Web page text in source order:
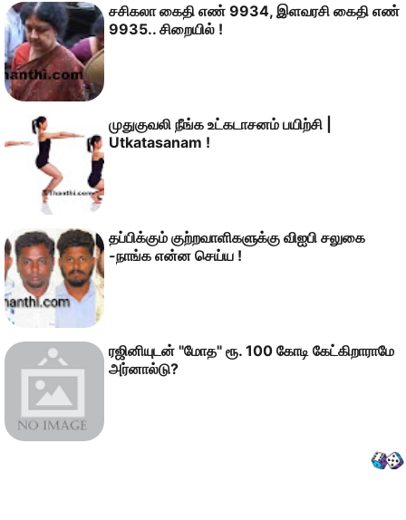
சசிகலா கைதி எண் 9934, இளவரசி கைதி எண்
9935.. சிறையில் !
முதுகுவலி நீங்க உட்கடாசனம் பயிற்சி |
Utkatasanam !
தப்பிக்கும் குற்றவாளிகளுக்கு விஐபி சலுகை
-நாங்க என்ன செய்ய !
ரஜினியுடன் "மோத" ரூ. 100 கோடி கேட்கிறாராமே
அர்னால்டு?